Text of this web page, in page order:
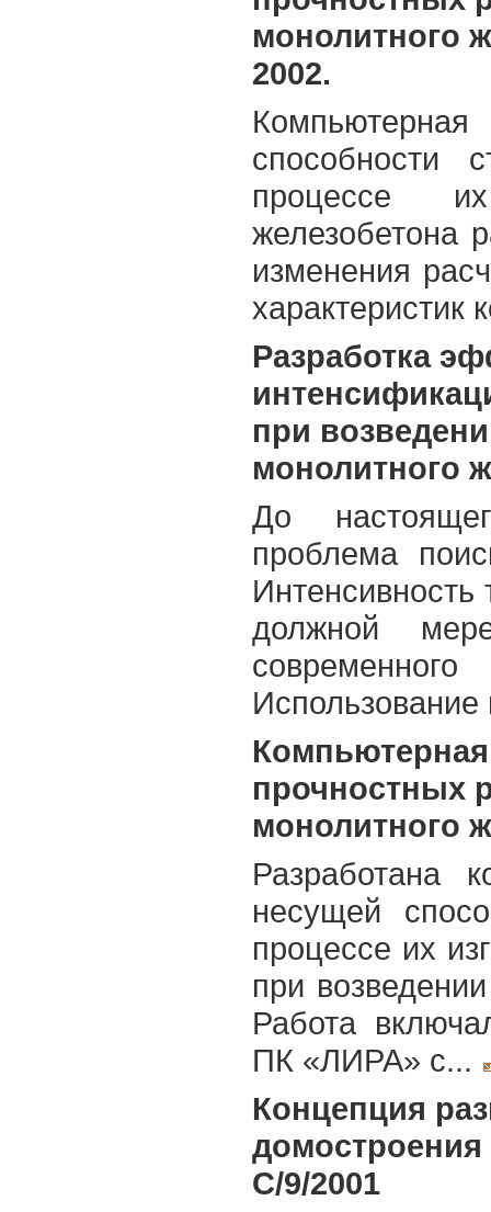
монолитного
2002.
способности
процессе
железобетона
изменения
характеристик
Разработка
при
монолитного
До
проблема
Интенсивность
должной
прочностных
монолитного
Разработана
несущей
процессе их
при
Работа
ПК «ЛИРА» с...
Концепция
домостроения
С/9/2001